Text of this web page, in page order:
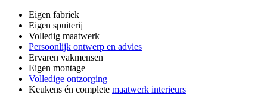
Eigen fabriek
Eigen spuiterij
Volledig maatwerk
Persoonlijk ontwerp en advies
Ervaren vakmensen
Eigen montage
Volledige ontzorging
Keukens én complete maatwerk interieurs